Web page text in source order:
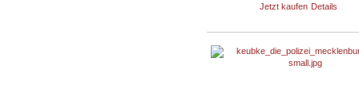
Jetzt kaufen Details